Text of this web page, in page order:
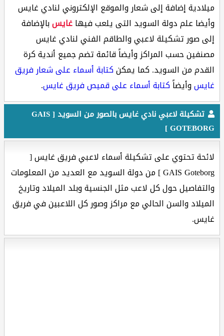
ميلادية إضافة إلى شعار والموقع الإلكتروني لنادي غايس
وأيضا علم دولة السويد التى يلعب فيهاغايسبالإضافة
إلى صور تشكيلة لاعبي والطاقم الفني لنادي غايس
مصنفين حسب المراكز وأيضاً قائمة تضم جميع أندية كرة
القدم من السويد. كما يمكنكتابة أسماء على شعار فريق
غايسوأيضاًكتابة أسماء على قميص فريق غايس.
تشكيلة لاعبي نادي غايس بالصور من السويد [ GAIS
GOTEBORG ]
لائحة تحتوي على تشكيلة أسماء لاعبي فريق غايس [
GAIS Goteborg ] من دولة السويد مع العديد من المعلومات
والتفاصيل حول كل لاعب مثل الجنسية وبلد الميلاد وتاريخ
الميلاد والسن الحالي مع مراكز وصور كل اللاعبين في فريق
غايس.